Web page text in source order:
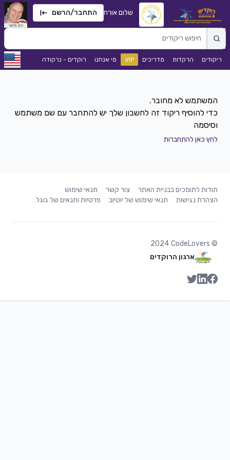
שלום אורח התחבר/הרשם
ריקודים הרקדות מדריכים VIP מי אנחנו רוקדים - נרקודה
כדי להוסיף ריקוד זה לחשבון שלך יש להתחבר עם שם משתמש
וסיסמה
לחץ כאן להתחברות
תודות לתומכים בבניית האתר צור קשר
תנאי שימוש
הצהרת נגישות
תנאי שימוש של יוטיוב פרטיות ותנאים של גוגל
©
2024 CodeLovers
ארגון הרוקדים